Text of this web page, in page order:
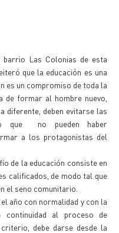
Las Colonias de esta
que la educación es una
es un compromiso de toda la
de formar al hombre nuevo,
diferente, deben evitarse las
que no pueden haber
a los protagonistas del
de la educación consiste en
calificados, de modo tal que
el seno comunitario.
año con normalidad y con la
al proceso de
debe darse desde la